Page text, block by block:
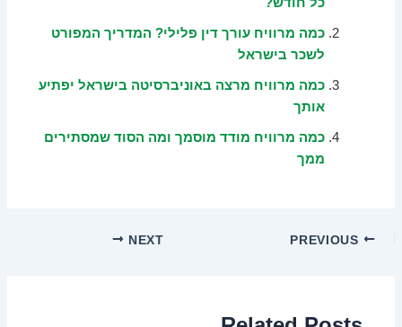
כמה מרוויח עורך דין פלילי? המדריך המפורט
לשכר בישראל
כמה מרוויח מרצה באוניברסיטה בישראל יפתיע
אותך
כמה מרוויח מודד מוסמך ומה הסוד שמסתירים
ממך
NEXT